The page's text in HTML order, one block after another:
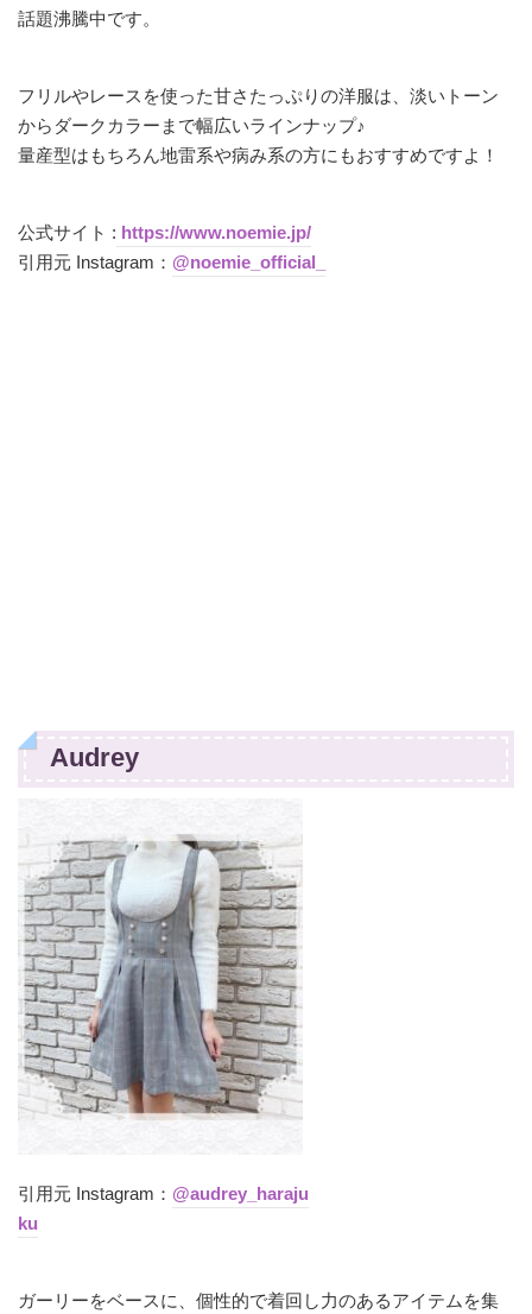
話題沸騰中です。
フリルやレースを使った甘さたっぷりの洋服は、淡いトーン
からダークカラーまで幅広いラインナップ♪
量産型はもちろん地雷系や病み系の方にもおすすめですよ！
公式サイト : https://www.noemie.jp/
引用元 Instagram： @noemie_official_
Audrey
引用元 Instagram： @audrey_haraju
ku
ガーリーをベースに、個性的で着回し力のあるアイテムを集